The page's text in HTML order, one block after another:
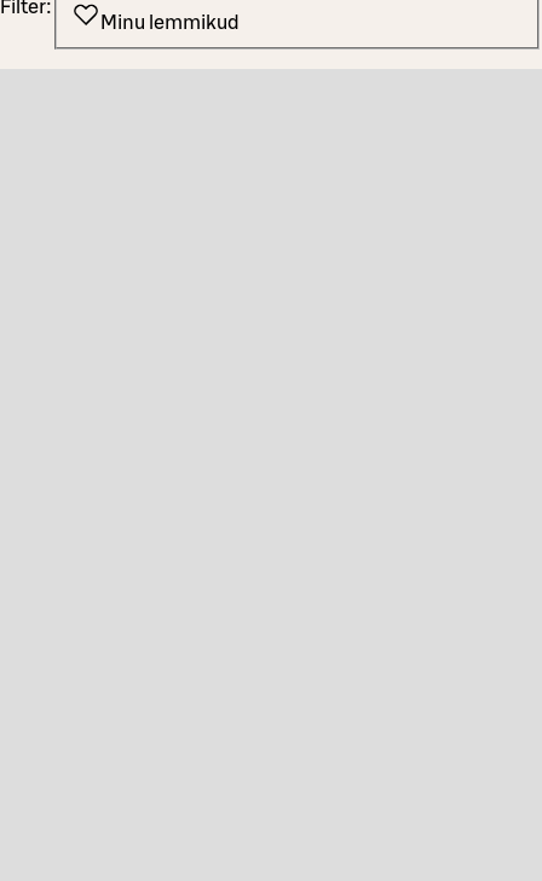
Filter:
Minu lemmikud